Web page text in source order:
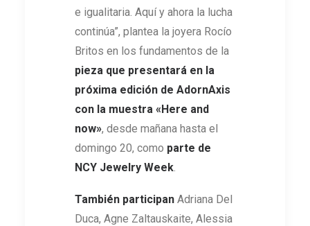
e igualitaria. Aquí y ahora la lucha
continúa”, plantea la joyera Rocío
Britos en los fundamentos de la
pieza que presentará en la
próxima edición de AdornAxis
con la muestra «Here and
now», desde mañana hasta el
domingo 20, como parte de
NCY Jewelry Week.
También participan Adriana Del
Duca, Agne Zaltauskaite, Alessia